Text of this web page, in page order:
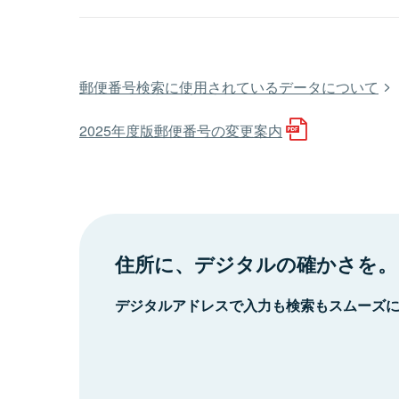
郵便番号検索に使用されているデータについて
2025年度版郵便番号の変更案内
住所に、デジタルの確かさを。
デジタルアドレスで入力も検索もスムーズ